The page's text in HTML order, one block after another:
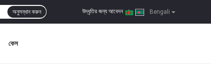
Bengali
উদ্ধৃতির জন্য আবেদন |
অনুসন্ধান করুন
কেস